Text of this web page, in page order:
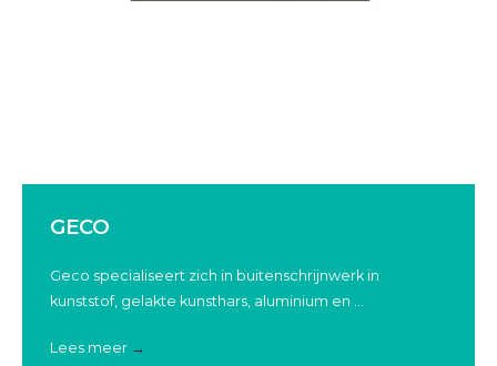
GECO
Geco specialiseert zich in buitenschrijnwerk in
kunststof, gelakte kunsthars, aluminium en ...
Lees meer →